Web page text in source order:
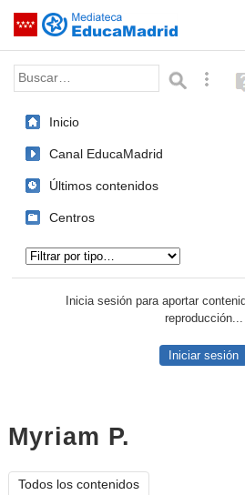
Saltar navegación
Palabra o frase:
Inicio
Canal EducaMadrid
Últimos contenidos
Centros
Inicia sesión para aportar
reproducción...
Iniciar sesión
Myriam P.
Todos los contenidos